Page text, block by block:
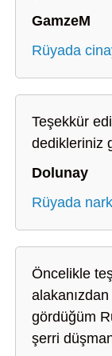
GamzeM
Rüyada
Teşekkür
dedikleriniz
Dolunay
Rüyada
Öncelikle
gördüğüm
şerri